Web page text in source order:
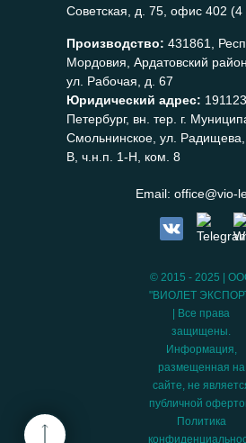
Советская, д. 75, офис 402 (4
Производство: 431861,
Мордовия, Ардатовский
ул. Рабочая, д. 67
Юридический адрес:
Петербург, вн. тер. г.
Смольнинское, ул.
В, ч.н.п. 1-Н, ком. 8
Email: office@vio-
© 2015 - 2025 |
"ВИОЛЕТ
| Все права
защищены.
Информация,
размещенная на
сайте, не
публичной
Политика